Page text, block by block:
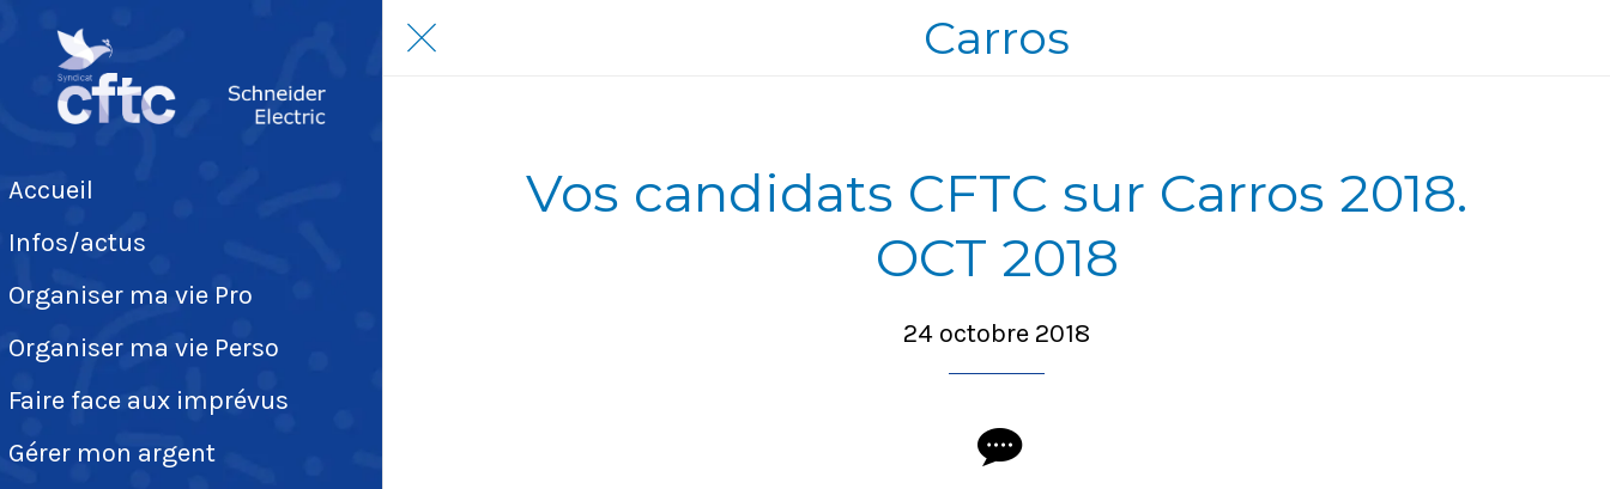
Accueil
Infos/actus
Organiser ma vie Pro
Organiser ma vie Perso
Faire face aux imprévus
Gérer mon argent
Carros
Vos candidats CFTC sur Carros 2018.
OCT 2018
24 octobre 2018